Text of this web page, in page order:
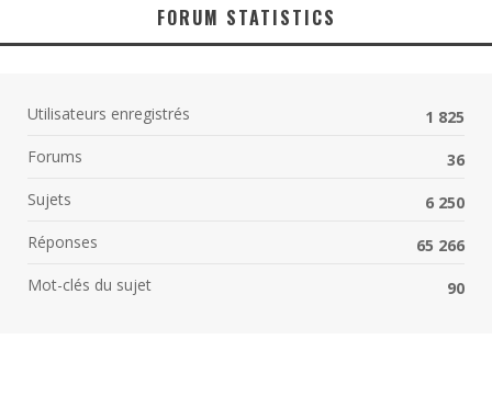
FORUM STATISTICS
Utilisateurs enregistrés
1 825
Forums
36
Sujets
6 250
Réponses
65 266
Mot-clés du sujet
90